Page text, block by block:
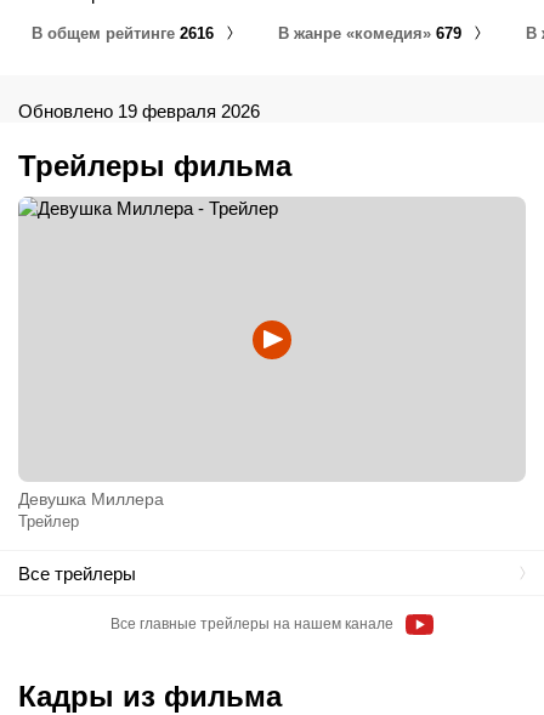
В общем рейтинге 2616 В жанре «комедия» 679 В
Обновлено 19 февраля 2026
Трейлеры фильма
Девушка Миллера
Трейлер
Все трейлеры
Все главные трейлеры на нашем канале
Кадры из фильма